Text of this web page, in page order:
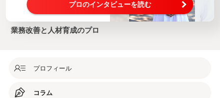
プロのインタビューを読む
業務改善と人材育成のプロ
プロフィール
コラム